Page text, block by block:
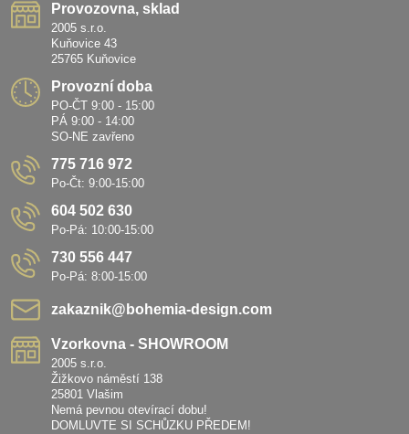
Provozovna, sklad
2005 s.r.o.
Kuňovice 43
25765 Kuňovice
Provozní doba
PO-ČT 9:00 - 15:00
PÁ 9:00 - 14:00
SO-NE zavřeno
775 716 972
Po-Čt: 9:00-15:00
604 502 630
Po-Pá: 10:00-15:00
730 556 447
Po-Pá: 8:00-15:00
zakaznik​@bohemia-design​.com
Vzorkovna - SHOWROOM
2005 s.r.o.
Žižkovo náměstí 138
25801 Vlašim
Nemá pevnou otevírací dobu!
DOMLUVTE SI SCHŮZKU PŘEDEM!